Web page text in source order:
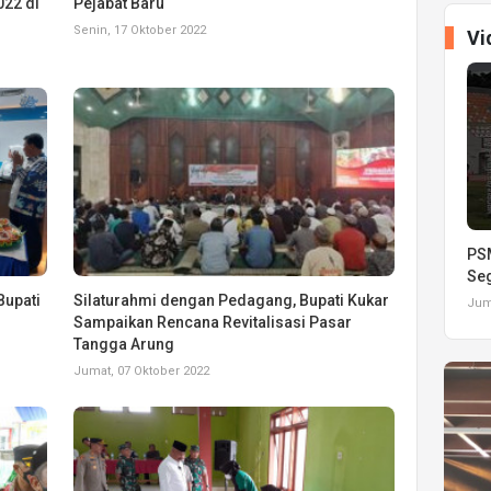
Senin, 17 Oktober 2022
Silaturahmi dengan Pedagang, Bupati Kukar
Sampaikan Rencana Revitalisasi Pasar
Tangga Arung
Jumat, 07 Oktober 2022